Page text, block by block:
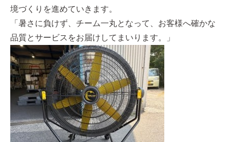
境づくりを進めていきます。
「暑さに負けず、チーム一丸となって、お客様へ確かな
品質とサービスをお届けしてまいります。」